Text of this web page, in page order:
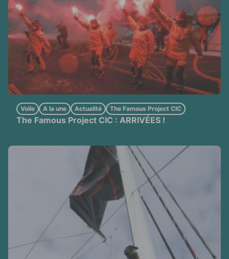
The Famous Project CIC : ARRIVÉES !
Voile A la une Actualité The Famous Project CIC